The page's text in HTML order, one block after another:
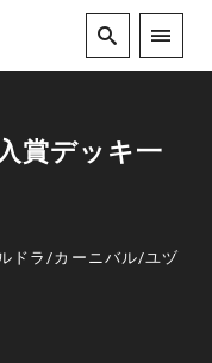
賞デッキ一
ドラ/カーニバル/ユヅ